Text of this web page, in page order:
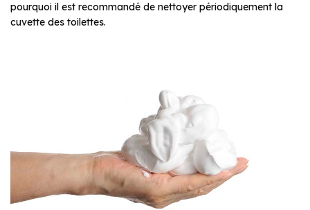
pourquoi il est recommandé de nettoyer périodiquement la
cuvette des toilettes.